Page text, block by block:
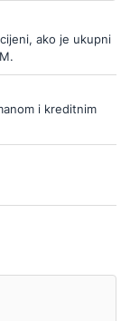
ako je ukupni
i kreditnim